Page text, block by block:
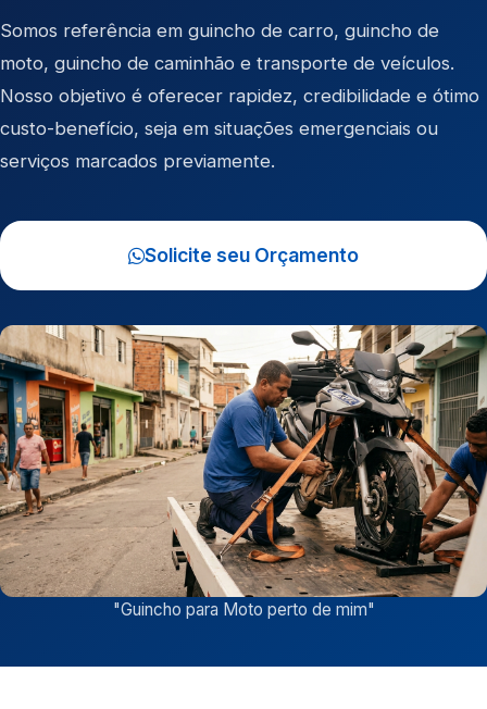
Somos referência em guincho de carro, guincho de
moto, guincho de caminhão e transporte de veículos.
Nosso objetivo é oferecer rapidez, credibilidade e ótimo
custo-benefício, seja em situações emergenciais ou
serviços marcados previamente.
Solicite seu Orçamento
"Guincho para Moto perto de mim"